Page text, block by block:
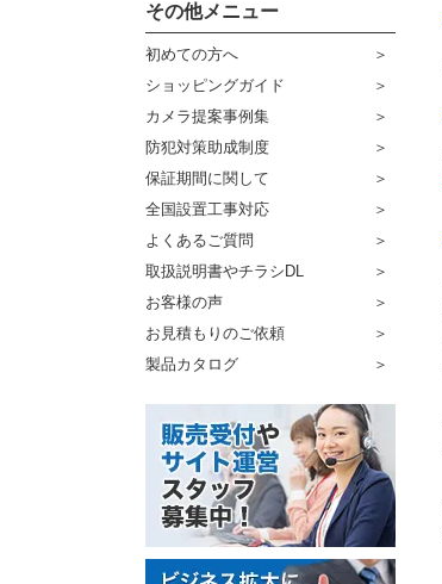
その他メニュー
初めての方へ
ショッピングガイド
カメラ提案事例集
防犯対策助成制度
保証期間に関して
全国設置工事対応
よくあるご質問
取扱説明書やチラシDL
お客様の声
お見積もりのご依頼
製品カタログ